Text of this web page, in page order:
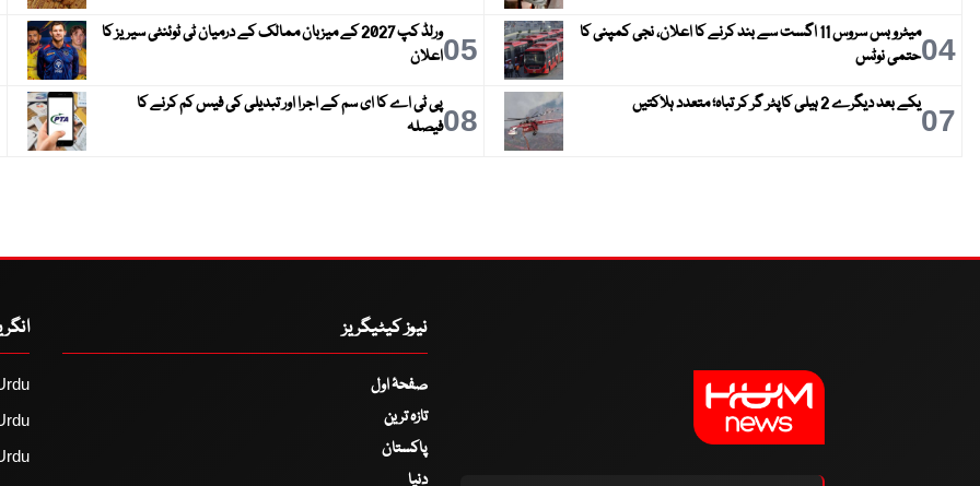
04
میٹرو بس سروس 11 اگست سے بند کرنے کا اعلان، نجی کمپنی کا
حتمی نوٹس
05
ورلڈ کپ 2027 کے میزبان ممالک کے درمیان ٹی ٹوئنٹی سیریز کا
اعلان
07یکے بعد دیگرے 2 ہیلی کاپٹر گر کر تباہ؛ متعدد ہلاکتیں 08پی ٹی اے کا ای سم کے اجرا اور تبدیلی کی فیس کم کرنے کا
فیصلہ
نیوز کیٹیگریز
صفحۂ اول
تازہ ترین
پاکستان
دنیا